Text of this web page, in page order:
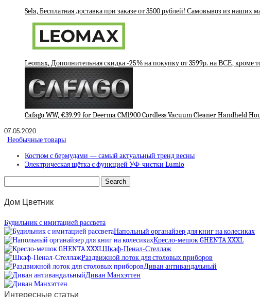
Sela, Бесплатная доставка при заказе от 3500 рублей! Самовывоз из наших
Leomax, Дополнительная скидка -25% на покупку от 3599р. на ВСЕ, кроме
Cafago WW, €39.99 for Deerma CM1900 Cordless Vacuum Cleaner Handheld
07.05.2020
Необычные товары
Костюм с бермудами — самый актуальный тренд весны
Электрическая щётка с функцией УФ-чистки Lumio
Дом Цветник
Будильник с имитацией рассвета
Напольный органайзер для книг на колесиках
Кресло-мешок GHENTA XXXL
Шкаф-Пенал-Стеллаж
Раздвижной лоток для столовых приборов
Диван антивандальный
Диван Манхэттен
Интересные статьи